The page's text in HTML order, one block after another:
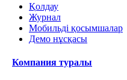
Қолдау
Журнал
Мобильді қосымшалар
Демо нұсқасы
Компания туралы